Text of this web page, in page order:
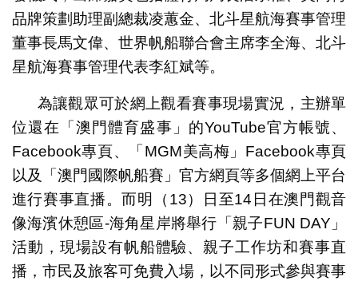
品牌策劃助理副總裁凌蕙金、北斗星航海賽事管理
董事長馬文偉、世界帆船聯合會主席李全海、北斗
星航海賽事管理代表李紅斌等。
為讓觀眾可於網上觀看賽事現場實況，主辦單
位還在「澳門體育盛事」的YouTube官方帳號、
Facebook專頁、「MGM美高梅」Facebook專頁
以及「澳門國際帆船賽」官方網頁等多個網上平台
進行賽事直播。而明（13）日至14日在澳門觀音
像海濱休憩區-海角星岸將舉行「親子FUN DAY」
活動，現場設有帆船體驗、親子工作坊和賽事直
播，市民及旅客可免費入場，以不同形式參與賽事